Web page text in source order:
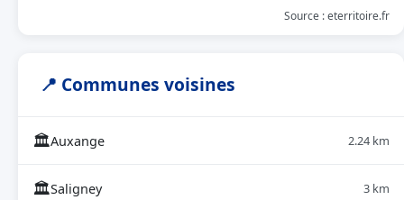
Source : eterritoire.fr
📍 Communes voisines
🏛Auxange 2.24 km
🏛Saligney 3 km